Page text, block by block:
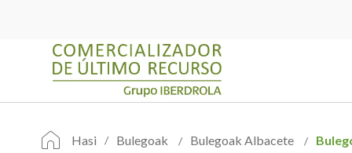
Hasi Bulegoak Bulegoak Albacete